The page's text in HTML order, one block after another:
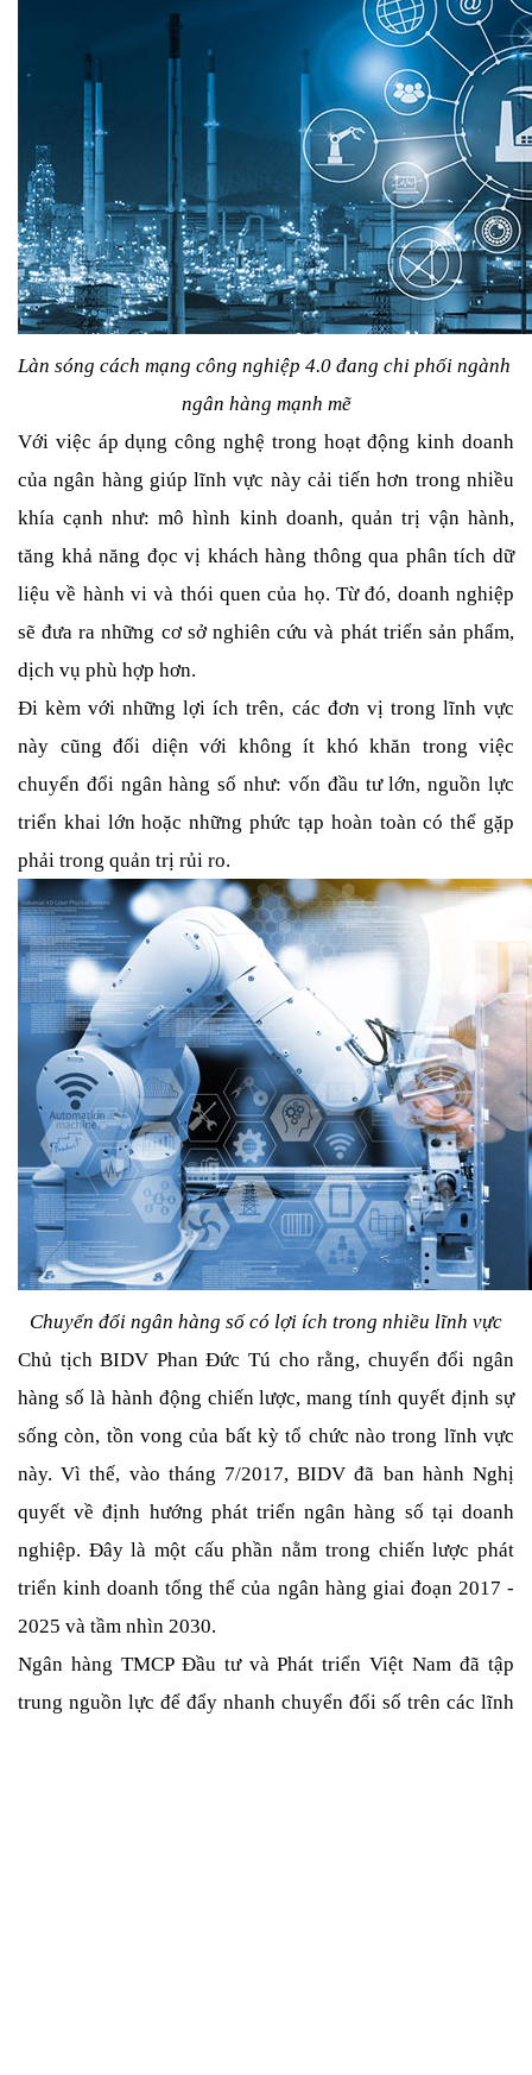
Làn sóng cách mạng công nghiệp 4.0 đang chi phối ngành
ngân hàng mạnh mẽ
Với việc áp dụng công nghệ trong hoạt động kinh doanh
của ngân hàng giúp lĩnh vực này cải tiến hơn trong nhiều
khía cạnh như: mô hình kinh doanh, quản trị vận hành,
tăng khả năng đọc vị khách hàng thông qua phân tích dữ
liệu về hành vi và thói quen của họ. Từ đó, doanh nghiệp
sẽ đưa ra những cơ sở nghiên cứu và phát triển sản phẩm,
dịch vụ phù hợp hơn.
Đi kèm với những lợi ích trên, các đơn vị trong lĩnh vực
này cũng đối diện với không ít khó khăn trong việc
chuyển đổi ngân hàng số như: vốn đầu tư lớn, nguồn lực
triển khai lớn hoặc những phức tạp hoàn toàn có thể gặp
phải trong quản trị rủi ro.
Chuyển đổi ngân hàng số có lợi ích trong nhiều lĩnh vực
Chủ tịch BIDV Phan Đức Tú cho rằng, chuyển đổi ngân
hàng số là hành động chiến lược, mang tính quyết định sự
sống còn, tồn vong của bất kỳ tổ chức nào trong lĩnh vực
này. Vì thế, vào tháng 7/2017, BIDV đã ban hành Nghị
quyết về định hướng phát triển ngân hàng số tại doanh
nghiệp. Đây là một cấu phần nằm trong chiến lược phát
triển kinh doanh tổng thể của ngân hàng giai đoạn 2017 -
2025 và tầm nhìn 2030.
Ngân hàng TMCP Đầu tư và Phát triển Việt Nam đã tập
trung nguồn lực để đẩy nhanh chuyển đổi số trên các lĩnh